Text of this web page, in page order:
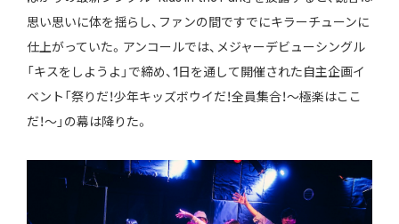
思い思いに体を揺らし、ファンの間ですでにキラーチューンに
仕上がっていた。アンコールでは、メジャーデビューシングル
「キスをしようよ」で締め、1日を通して開催された自主企画イ
ベント「祭りだ！少年キッズボウイだ！全員集合！〜極楽はここ
だ！〜」の幕は降りた。